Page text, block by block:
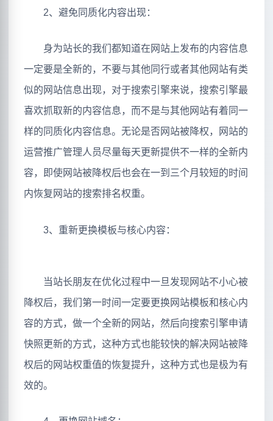
2、避免同质化内容出现：
身为站长的我们都知道在网站上发布的内容信息
一定要是全新的，不要与其他同行或者其他网站有类
似的网站信息出现，对于搜索引擎来说，搜索引擎最
喜欢抓取新的内容信息，而不是与其他网站有着同一
样的同质化内容信息。无论是否网站被降权，网站的
运营推广管理人员尽量每天更新提供不一样的全新内
容，即使网站被降权后也会在一到三个月较短的时间
内恢复网站的搜索排名权重。
3、重新更换模板与核心内容：
当站长朋友在优化过程中一旦发现网站不小心被
降权后，我们第一时间一定要更换网站模板和核心内
容的方式，做一个全新的网站，然后向搜索引擎申请
快照更新的方式，这种方式也能较快的解决网站被降
权后的网站权重值的恢复提升，这种方式也是极为有
效的。